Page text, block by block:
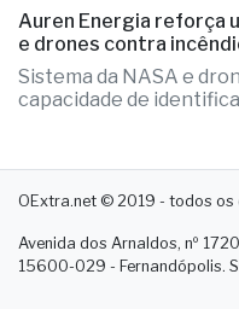
Auren Energia reforça
e drones contra
Sistema da NASA e
capacidade de
OExtra.net © 2019 - todos
Avenida dos Arnaldos, nº
15600-029 - Fernandópolis.